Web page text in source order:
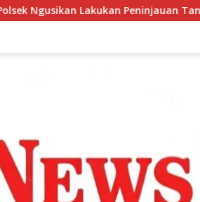
Tanaman Jagung Dalam